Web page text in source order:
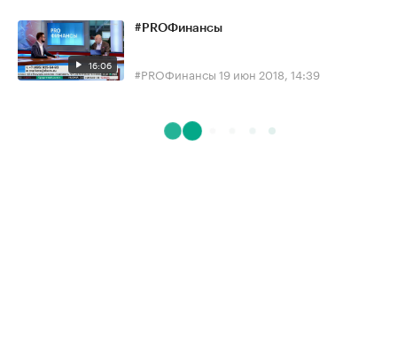
16:06
#PROФинансы
#PROФинансы 19 июн 2018, 14:39